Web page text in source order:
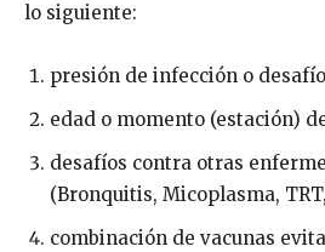
lo siguiente:
presión de infección o
edad o momento (estación)
desafíos contra otras
(Bronquitis, Micoplasma,
combinación de vacunas